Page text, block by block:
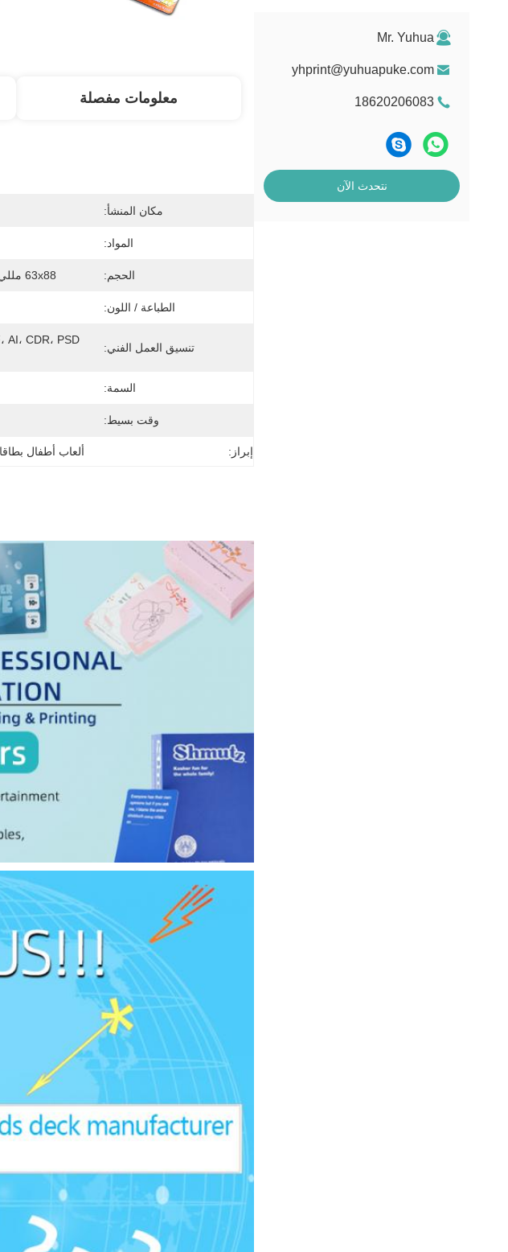
Mr. Yuhua
yhprint@yuhuapuke.com
18620206083
نتحدث الآن
معلومات مفصلة
مكان المنشأ:
المواد:
الحجم: 63x88 مللي متر أو حسب الطلب
الطباعة / اللون:
تنسيق العمل الفني:
السمة:
وقت بسيط:
إبراز: ألعاب أطفال